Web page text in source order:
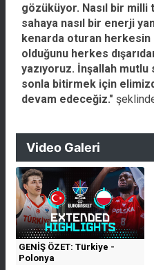
gözüküyor. Nasıl bir milli
sahaya nasıl bir enerji
kenarda oturan herkesin
olduğunu herkes
yazıyoruz. İnşallah
sonla bitirmek için
devam edeceğiz."
Video Galeri
GENİŞ ÖZET: Türkiye -
Polonya